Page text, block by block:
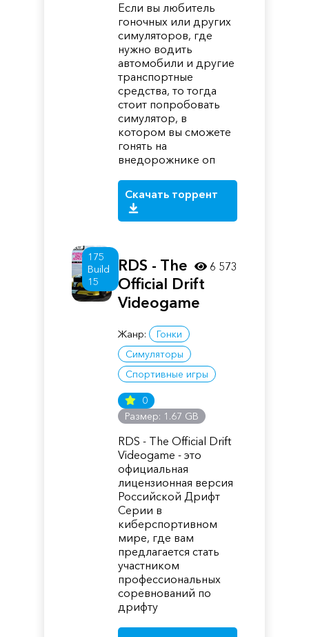
Если вы любитель
гоночных или других
симуляторов, где
нужно водить
автомобили и другие
транспортные
средства, то тогда
стоит попробовать
симулятор, в
котором вы сможете
гонять на
внедорожнике оп
Скачать торрент
175
Build
15
RDS - The
Official Drift
Videogame
Жанр:
Гонки
Симуляторы
Спортивные игры
0
Размер: 1.67 GB
RDS - The Official Drift
Videogame - это
официальная
лицензионная версия
Российской Дрифт
Серии в
киберспортивном
мире, где вам
предлагается стать
участником
профессиональных
соревнований по
дрифту
6 573